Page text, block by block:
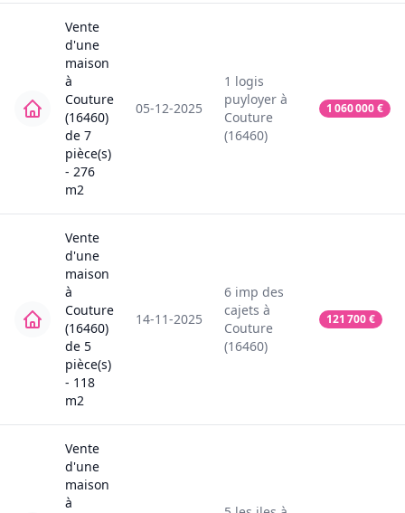
Vente
d'une
maison
à
Couture
(16460)
de 7
pièce(s)
- 276
m2
05-12-2025
1 logis
puyloyer à
Couture
(16460)
1 060 000€
Vente
d'une
maison
à
Couture
(16460)
de 5
pièce(s)
- 118
m2
14-11-2025
6 imp des
cajets à
Couture
(16460)
121 700€
Vente
d'une
maison
à